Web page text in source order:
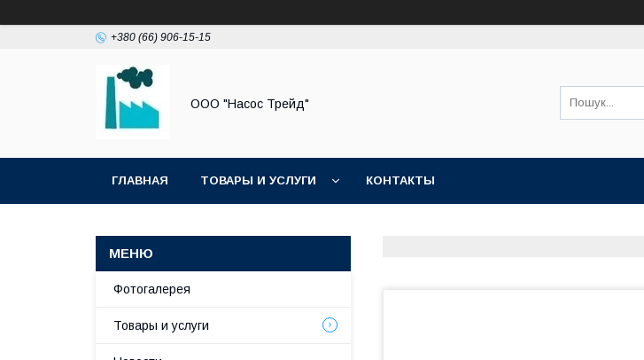
+380 (66) 906-15-15
ООО "Насос Трейд"
ГЛАВНАЯ ТОВАРЫ И УСЛУГИ КОНТАКТЫ
Фотогалерея
Товары и услуги